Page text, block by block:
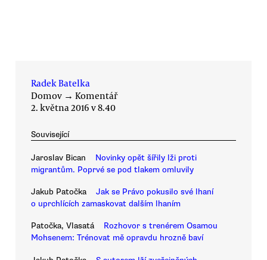
Radek Batelka
Domov → Komentář
2. května 2016 v 8.40
Související
Jaroslav Bican
Novinky opět šířily lži proti
migrantům. Poprvé se pod tlakem omluvily
Jakub Patočka
Jak se Právo pokusilo své lhaní
o uprchlících zamaskovat dalším lhaním
Patočka, Vlasatá
Rozhovor s trenérem Osamou
Mohsenem: Trénovat mě opravdu hrozně baví